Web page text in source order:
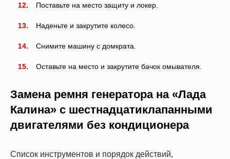
Поставьте на место защиту и локер.
Наденьте и закрутите колесо.
Снимите машину с домкрата.
Оставьте на место и закрутите бачок омывателя.
Замена ремня генератора на «Лада
Калина» с шестнадцатиклапанными
двигателями без кондиционера
Список инструментов и порядок действий,